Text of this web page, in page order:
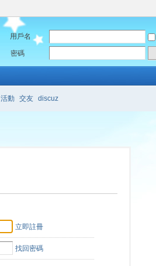
用戶名
密碼
活動 交友 discuz
立即註冊
找回密碼